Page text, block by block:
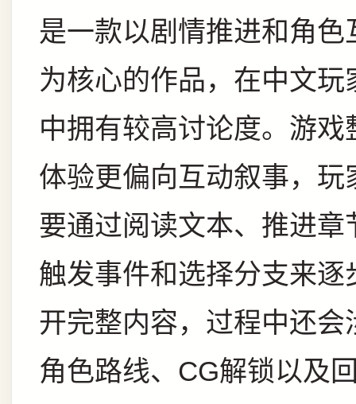
是一款以剧情推进和角色
为核心的作品，在中文玩
中拥有较高讨论度。游戏
体验更偏向互动叙事，玩
要通过阅读文本、推进章
触发事件和选择分支来逐
开完整内容，过程中还会
角色路线、CG解锁以及